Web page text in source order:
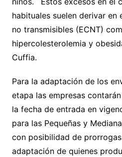
habituales suelen derivar en
no transmisibles (ECNT)
hipercolesterolemia y
Cuffia.
Para la adaptación de los
etapa las empresas
la fecha de entrada en
para las Pequeñas y
con posibilidad de
adaptación de quienes